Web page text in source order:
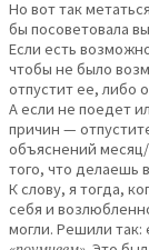
Но вот так
бы посоветовала
Если есть
чтобы не было
отпустит ее, либо
А если не поедет
причин —
объяснений
того, что делаешь
К слову, я тогда,
себя и
могли. Решили так: